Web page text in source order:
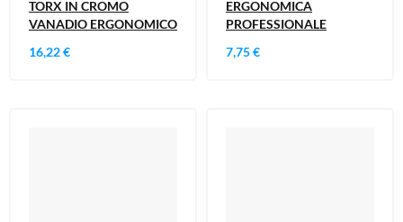
TORX IN CROMO
VANADIO ERGONOMICO
16,22 €
ERGONOMICA
PROFESSIONALE
7,75 €